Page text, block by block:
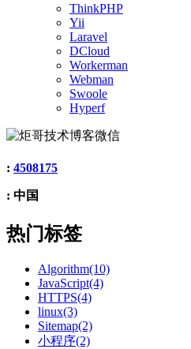
ThinkPHP
Yii
Laravel
DCloud
Workerman
Webman
Swoole
Hyperf
: 4508175
: 中国
热门标签
Algorithm(10)
JavaScript(4)
HTTPS(4)
linux(3)
Sitemap(2)
小程序(2)